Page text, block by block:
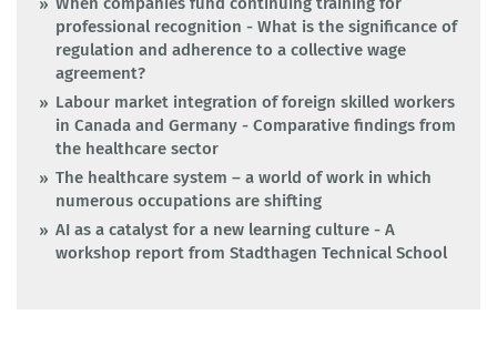
professional recognition - What is the significance of
regulation and adherence to a collective wage
agreement?
Labour market integration of foreign skilled workers
in Canada and Germany - Comparative findings from
the healthcare sector
The healthcare system – a world of work in which
numerous occupations are shifting
AI as a catalyst for a new learning culture - A
workshop report from Stadthagen Technical School